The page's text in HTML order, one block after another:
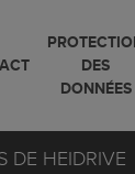
DES
DONNÉES
DE HEIDRIVE